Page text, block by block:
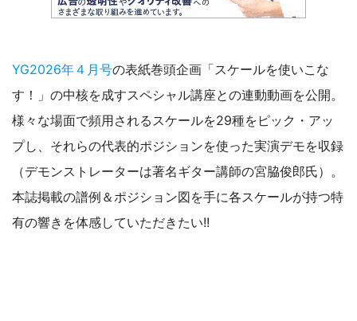
YG2026年４月号の表紙巻頭企画「スケールを使いこな
す！」の中核を成すスペシャル講座との連動動画を公開。
様々な場面で頻用されるスケールを29種をピック・アッ
プし、それらの代表的ポジションを使った実演デモを収録
（デモンストレーターは著名ギター講師の宮脇俊郎氏）。
本誌掲載の譜例＆ポジション図を手に各スケールが持つ特
有の響きを体感していただきたい!!